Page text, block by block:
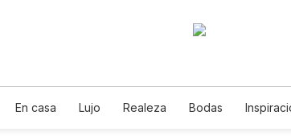
En casa Lujo Realeza Bodas